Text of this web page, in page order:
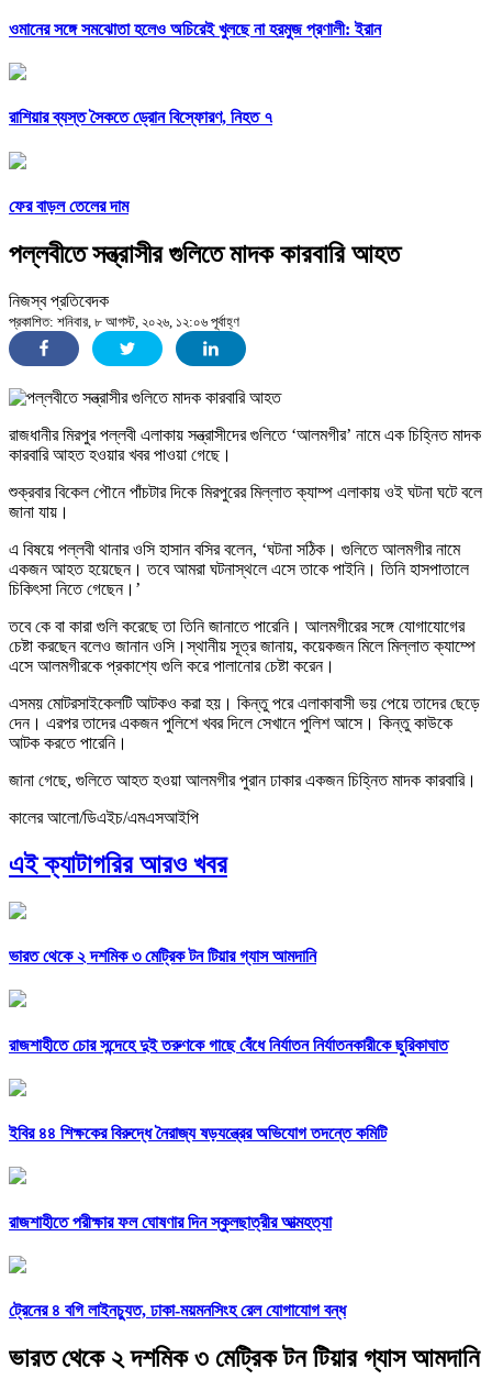
ওমানের সঙ্গে সমঝোতা হলেও অচিরেই খুলছে না হরমুজ প্রণালী: ইরান
রাশিয়ার ব্যস্ত সৈকতে ড্রোন বিস্ফোরণ, নিহত ৭
ফের বাড়ল তেলের দাম
পল্লবীতে সন্ত্রাসীর গুলিতে মাদক কারবারি আহত
নিজস্ব প্রতিবেদক
প্রকাশিত: শনিবার, ৮ আগস্ট, ২০২৬, ১২:০৬ পূর্বাহ্ণ
রাজধানীর মিরপুর পল্লবী এলাকায় সন্ত্রাসীদের গুলিতে ‘আলমগীর’ নামে এক চিহ্নিত মাদক
কারবারি আহত হওয়ার খবর পাওয়া গেছে।
শুক্রবার বিকেল পৌনে পাঁচটার দিকে মিরপুরের মিল্লাত ক্যাম্প এলাকায় ওই ঘটনা ঘটে বলে
জানা যায়।
এ বিষয়ে পল্লবী থানার ওসি হাসান বসির বলেন, ‘ঘটনা সঠিক। গুলিতে আলমগীর নামে
একজন আহত হয়েছেন। তবে আমরা ঘটনাস্থলে এসে তাকে পাইনি। তিনি হাসপাতালে
চিকিৎসা নিতে গেছেন।’
তবে কে বা কারা গুলি করেছে তা তিনি জানাতে পারেনি। আলমগীরের সঙ্গে যোগাযোগের
চেষ্টা করছেন বলেও জানান ওসি।স্থানীয় সূত্র জানায়, কয়েকজন মিলে মিল্লাত ক্যাম্পে
এসে আলমগীরকে প্রকাশ্যে গুলি করে পালানোর চেষ্টা করেন।
এসময় মোটরসাইকেলটি আটকও করা হয়। কিন্তু পরে এলাকাবাসী ভয় পেয়ে তাদের ছেড়ে
দেন। এরপর তাদের একজন পুলিশে খবর দিলে সেখানে ‍পুলিশ আসে। কিন্তু কাউকে
আটক করতে পারেনি।
জানা গেছে, গুলিতে আহত হওয়া আলমগীর ‍পুরান ঢাকার একজন চিহ্নিত মাদক কারবারি।
কালের আলো/ডিএইচ/এমএসআইপি
এই ক্যাটাগরির আরও খবর
ভারত থেকে ২ দশমিক ৩ মেট্রিক টন টিয়ার গ্যাস আমদানি
রাজশাহীতে চোর সন্দেহে দুই তরুণকে গাছে বেঁধে নির্যাতন নির্যাতনকারীকে ছুরিকাঘাত
ইবির ৪৪ শিক্ষকের বিরুদ্ধে নৈরাজ্য ষড়যন্ত্রের অভিযোগ তদন্তে কমিটি
রাজশাহীতে পরীক্ষার ফল ঘোষণার দিন স্কুলছাত্রীর আত্মহত্যা
ট্রেনের ৪ বগি লাইনচ্যুত, ঢাকা-ময়মনসিংহ রেল যোগাযোগ বন্ধ
ভারত থেকে ২ দশমিক ৩ মেট্রিক টন টিয়ার গ্যাস আমদানি